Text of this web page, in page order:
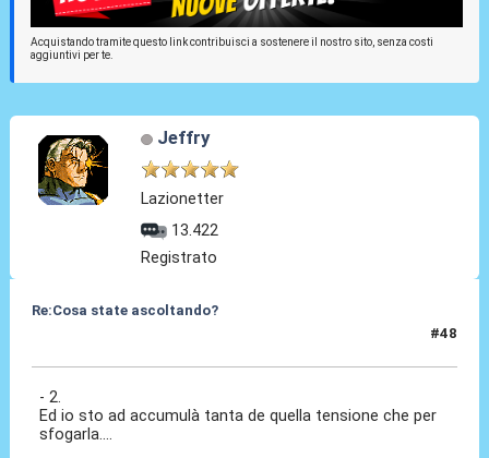
Acquistando tramite questo link contribuisci a sostenere il nostro sito, senza costi
aggiuntivi per te.
Jeffry
Lazionetter
13.422
Registrato
Re:Cosa state ascoltando?
#48
- 2.
Ed io sto ad accumulà tanta de quella tensione che per
sfogarla....